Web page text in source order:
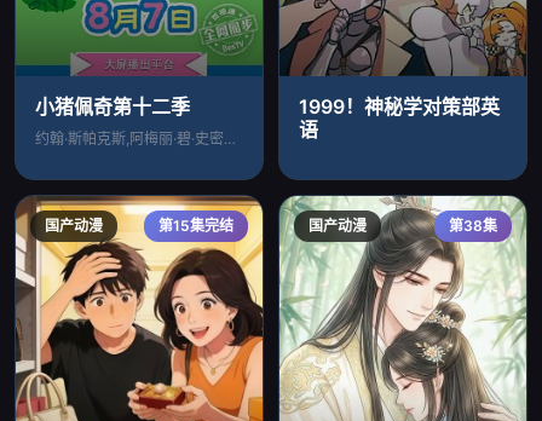
小猪佩奇第十二季
约翰·斯帕克斯,阿梅丽·碧·史密斯,理查
1999！神秘学对策部英
语
国产动漫 第15集完结 国产动漫 第38集